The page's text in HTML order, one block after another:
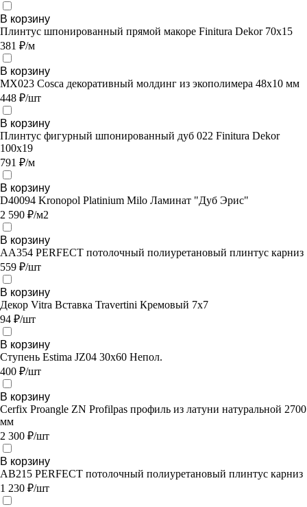
В корзину
Плинтус шпонированный прямой макоре Finitura Dekor 70х15
381 ₽/м
В корзину
MX023 Cosca декоративный молдинг из экополимера 48х10 мм
448 ₽/шт
В корзину
Плинтус фигурный шпонированный дуб 022 Finitura Dekor
100x19
791 ₽/м
В корзину
D40094 Kronopol Platinium Milo Ламинат "Дуб Эрис"
2 590 ₽/м2
В корзину
AA354 PERFECT потолочный полиуретановый плинтус карниз
559 ₽/шт
В корзину
Декор Vitra Вставка Travertini Кремовый 7х7
94 ₽/шт
В корзину
Ступень Estima JZ04 30x60 Непол.
400 ₽/шт
В корзину
Cerfix Proangle ZN Profilpas профиль из латуни натуральной 2700
мм
2 300 ₽/шт
В корзину
AB215 PERFECT потолочный полиуретановый плинтус карниз
1 230 ₽/шт